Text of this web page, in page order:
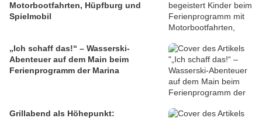
Motorbootfahrten, Hüpfburg und
Spielmobil
„Ich schaff das!“ – Wasserski-
Abenteuer auf dem Main beim
Ferienprogramm der Marina
Grillabend als Höhepunkt: